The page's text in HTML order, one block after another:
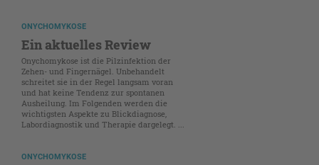
ONYCHOMYKOSE
Ein aktuelles Review
Onychomykose ist die Pilzinfektion der
Zehen- und Fingernägel. Unbehandelt
schreitet sie in der Regel langsam voran
und hat keine Tendenz zur spontanen
Ausheilung. Im Folgenden werden die
wichtigsten Aspekte zu Blickdiagnose,
Labordiagnostik und Therapie dargelegt. ...
ONYCHOMYKOSE